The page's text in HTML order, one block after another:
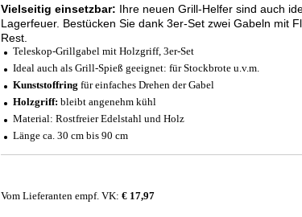
Vielseitig einsetzbar: Ihre neuen Grill-Helfer sind auch
Lagerfeuer. Bestücken Sie dank 3er-Set zwei Gabeln mit
Rest.
Teleskop-Grillgabel mit Holzgriff, 3er-Set
Ideal auch als Grill-Spieß geeignet: für Stockbrote u.v.m.
Kunststoffring für einfaches Drehen der Gabel
Holzgriff: bleibt angenehm kühl
Material: Rostfreier Edelstahl und Holz
Länge ca. 30 cm bis 90 cm
Vom Lieferanten empf. VK: € 17,97